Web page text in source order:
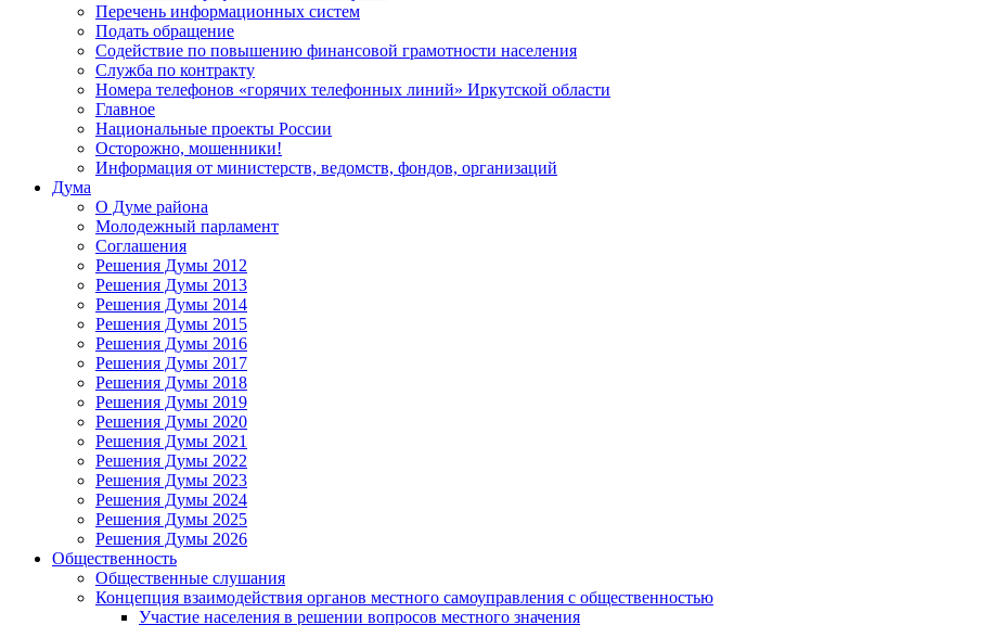
Перечень информационных систем
Подать обращение
Содействие по повышению финансовой грамотности населения
Служба по контракту
Номера телефонов «горячих телефонных линий» Иркутской области
Главное
Национальные проекты России
Осторожно, мошенники!
Информация от министерств, ведомств, фондов, организаций
Дума
О Думе района
Молодежный парламент
Соглашения
Решения Думы 2012
Решения Думы 2013
Решения Думы 2014
Решения Думы 2015
Решения Думы 2016
Решения Думы 2017
Решения Думы 2018
Решения Думы 2019
Решения Думы 2020
Решения Думы 2021
Решения Думы 2022
Решения Думы 2023
Решения Думы 2024
Решения Думы 2025
Решения Думы 2026
Общественность
Общественные слушания
Концепция взаимодействия органов местного самоуправления с общественностью
Участие населения в решении вопросов местного значения